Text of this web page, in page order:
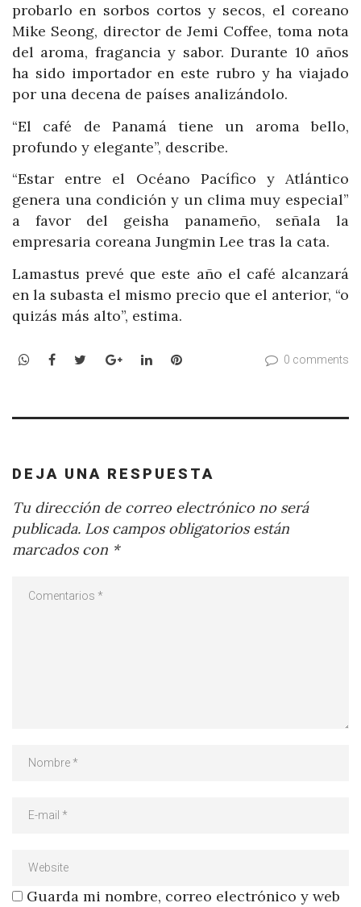
probarlo en sorbos cortos y secos, el coreano
Mike Seong, director de Jemi Coffee, toma nota
del aroma, fragancia y sabor. Durante 10 años
ha sido importador en este rubro y ha viajado
por una decena de países analizándolo.
“El café de Panamá tiene un aroma bello,
profundo y elegante”, describe.
“Estar entre el Océano Pacífico y Atlántico
genera una condición y un clima muy especial”
a favor del geisha panameño, señala la
empresaria coreana Jungmin Lee tras la cata.
Lamastus prevé que este año el café alcanzará
en la subasta el mismo precio que el anterior, “o
quizás más alto”, estima.
WhatsApp
Facebook
TwitterGoogle+LinkedInPinterest 0 comments
DEJA UNA RESPUESTA
Tu dirección de correo electrónico no será
publicada. Los campos obligatorios están
marcados con *
Guarda mi nombre, correo electrónico y web